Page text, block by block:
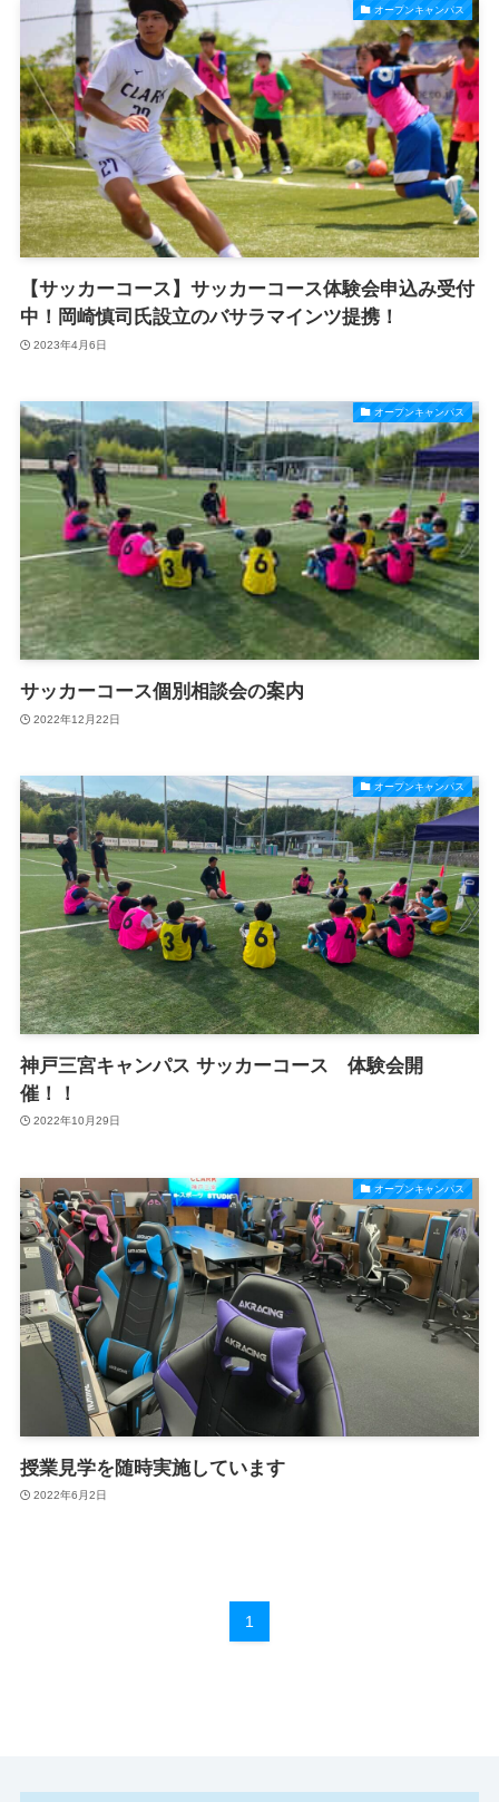
オープンキャンパス
【サッカーコース】サッカーコース体験会申込み受付
中！岡崎慎司氏設立のバサラマインツ提携！
2023年4月6日
オープンキャンパス
サッカーコース個別相談会の案内
2022年12月22日
オープンキャンパス
神戸三宮キャンパス サッカーコース 体験会開
催！！
2022年10月29日
オープンキャンパス
授業見学を随時実施しています
2022年6月2日
1